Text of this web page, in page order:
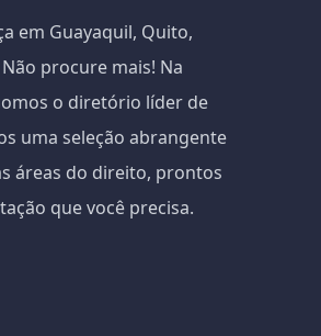
em Guayaquil, Quito,
procure mais! Na
somos o diretório líder de
uma seleção abrangente
áreas do direito, prontos
que você precisa.